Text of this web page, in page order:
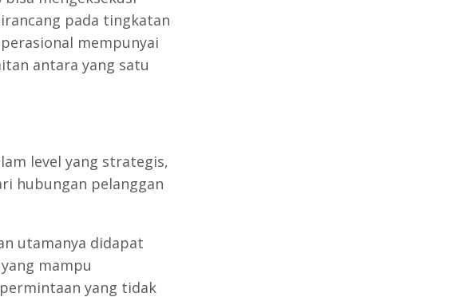
pada tingkatan
mempunyai
antara yang satu
level yang strategis,
hubungan pelanggan
utamanya didapat
mampu
yang tidak